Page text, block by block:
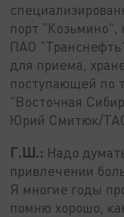
порт "Козьмино",
ПАО
для приема,
поступающей по
"Восточная
Юрий Смитюк/
Г.Ш.: Надо
привлечении
Я многие годы
помню хорошо,